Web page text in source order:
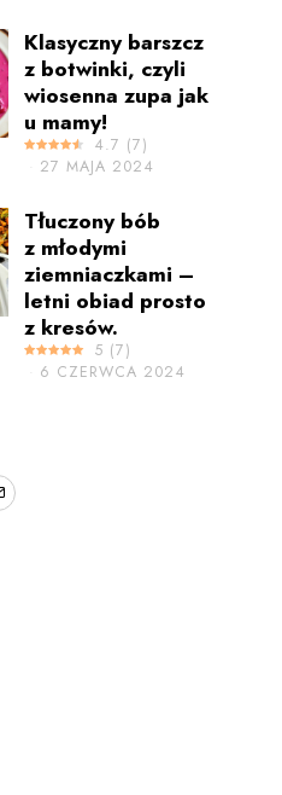
Klasyczny barszcz
z botwinki, czyli
wiosenna zupa jak
u mamy!
4.7 (7)
27 MAJA 2024
Tłuczony bób
z młodymi
ziemniaczkami –
letni obiad prosto
z kresów.
5 (7)
6 CZERWCA 2024